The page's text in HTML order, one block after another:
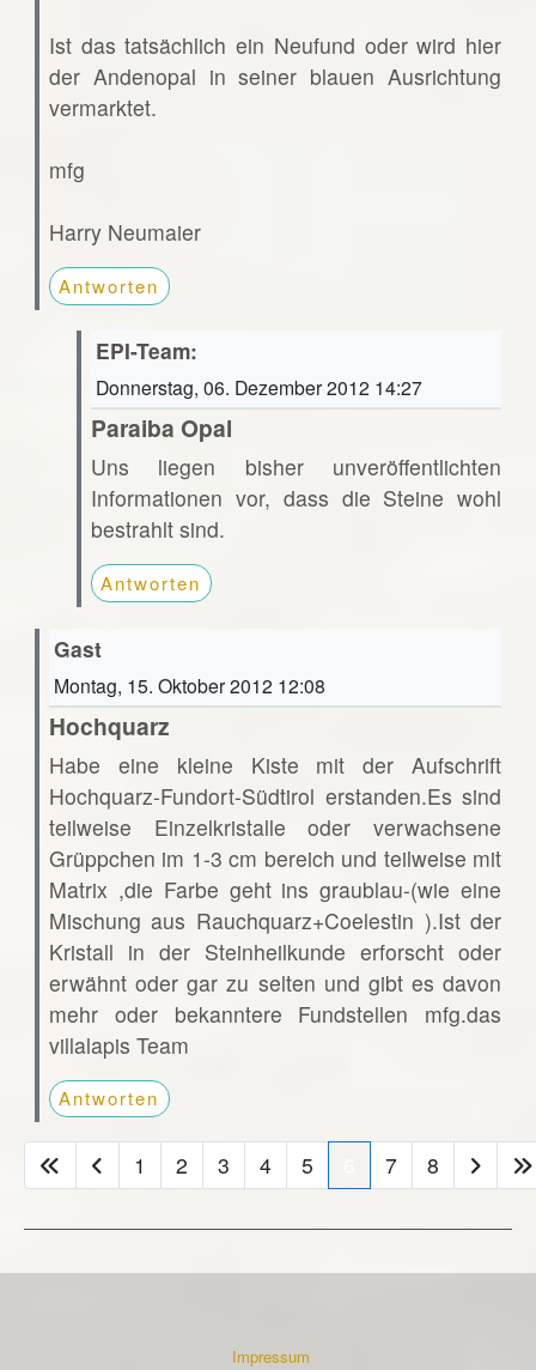
Ist das tatsächlich ein Neufund oder wird hier
der Andenopal in seiner blauen Ausrichtung
vermarktet.
mfg
Harry Neumaier
Antworten
EPI-Team:
Donnerstag, 06. Dezember 2012 14:27
Paraiba Opal
Uns liegen bisher unveröffentlichten
Informationen vor, dass die Steine wohl
bestrahlt sind.
Antworten
Gast
Montag, 15. Oktober 2012 12:08
Hochquarz
Habe eine kleine Kiste mit der Aufschrift
Hochquarz-Fundort-Südtirol erstanden.Es sind
teilweise Einzelkristalle oder verwachsene
Grüppchen im 1-3 cm bereich und teilweise mit
Matrix ,die Farbe geht ins graublau-(wie eine
Mischung aus Rauchquarz+Coelestin ).Ist der
Kristall in der Steinheilkunde erforscht oder
erwähnt oder gar zu selten und gibt es davon
mehr oder bekanntere Fundstellen mfg.das
villalapis Team
Antworten
1 2 3 4 5 7 8
Impressum